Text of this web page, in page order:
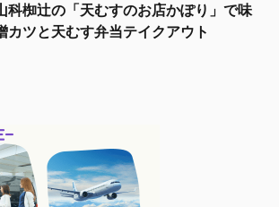
科椥辻の「天むすのお店かぽり」で味
カツと天むす弁当テイクアウト